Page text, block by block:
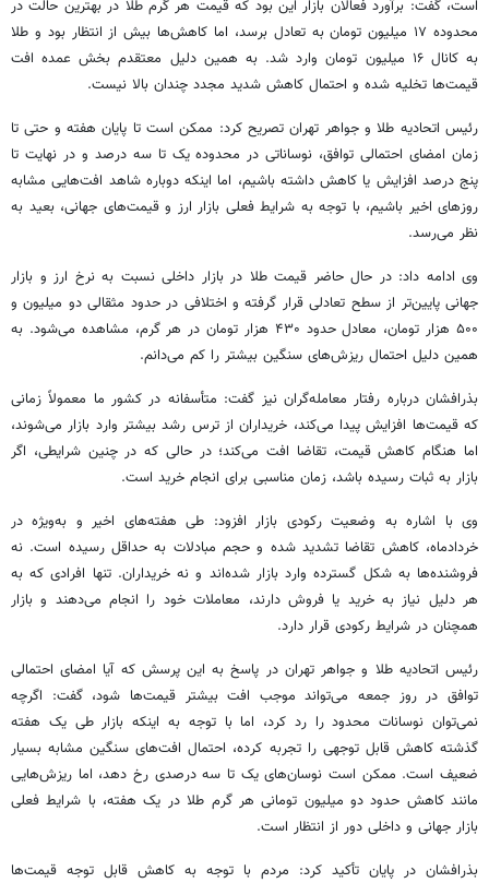
است، گفت: برآورد فعالان بازار این بود که قیمت هر گرم طلا در بهترین حالت در
محدوده ۱۷ میلیون تومان به تعادل برسد، اما کاهش‌ها بیش از انتظار بود و طلا
به کانال ۱۶ میلیون تومان وارد شد. به همین دلیل معتقدم بخش عمده افت
قیمت‌ها تخلیه شده و احتمال کاهش شدید مجدد چندان بالا نیست.
رئیس اتحادیه طلا و جواهر تهران تصریح کرد: ممکن است تا پایان هفته و حتی تا
زمان امضای احتمالی توافق، نوساناتی در محدوده یک تا سه درصد و در نهایت تا
پنج درصد افزایش یا کاهش داشته باشیم، اما اینکه دوباره شاهد افت‌هایی مشابه
روزهای اخیر باشیم، با توجه به شرایط فعلی بازار ارز و قیمت‌های جهانی، بعید به
نظر می‌رسد.
وی ادامه داد: در حال حاضر قیمت طلا در بازار داخلی نسبت به نرخ ارز و بازار
جهانی پایین‌تر از سطح تعادلی قرار گرفته و اختلافی در حدود مثقالی دو میلیون و
۵۰۰ هزار تومان، معادل حدود ۴۳۰ هزار تومان در هر گرم، مشاهده می‌شود. به
همین دلیل احتمال ریزش‌های سنگین بیشتر را کم می‌دانم.
بذرافشان درباره رفتار معامله‌گران نیز گفت: متأسفانه در کشور ما معمولاً زمانی
که قیمت‌ها افزایش پیدا می‌کند، خریداران از ترس رشد بیشتر وارد بازار می‌شوند،
اما هنگام کاهش قیمت، تقاضا افت می‌کند؛ در حالی که در چنین شرایطی، اگر
بازار به ثبات رسیده باشد، زمان مناسبی برای انجام خرید است.
وی با اشاره به وضعیت رکودی بازار افزود: طی هفته‌های اخیر و به‌ویژه در
خردادماه، کاهش تقاضا تشدید شده و حجم مبادلات به حداقل رسیده است. نه
فروشنده‌ها به شکل گسترده وارد بازار شده‌اند و نه خریداران. تنها افرادی که به
هر دلیل نیاز به خرید یا فروش دارند، معاملات خود را انجام می‌دهند و بازار
همچنان در شرایط رکودی قرار دارد.
رئیس اتحادیه طلا و جواهر تهران در پاسخ به این پرسش که آیا امضای احتمالی
توافق در روز جمعه می‌تواند موجب افت بیشتر قیمت‌ها شود، گفت: اگرچه
نمی‌توان نوسانات محدود را رد کرد، اما با توجه به اینکه بازار طی یک هفته
گذشته کاهش قابل توجهی را تجربه کرده، احتمال افت‌های سنگین مشابه بسیار
ضعیف است. ممکن است نوسان‌های یک تا سه درصدی رخ دهد، اما ریزش‌هایی
مانند کاهش حدود دو میلیون تومانی هر گرم طلا در یک هفته، با شرایط فعلی
بازار جهانی و داخلی دور از انتظار است.
بذرافشان در پایان تأکید کرد: مردم با توجه به کاهش قابل توجه قیمت‌ها